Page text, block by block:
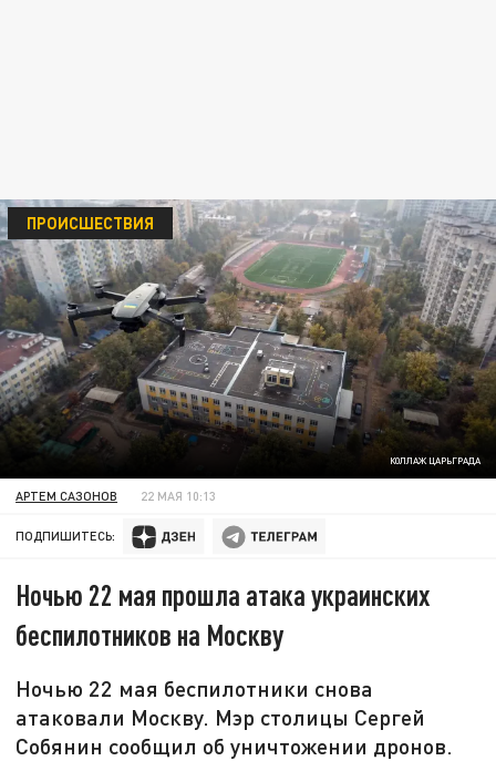
КОЛЛАЖ ЦАРЬГРАДА
ПРОИСШЕСТВИЯ
АРТЕМ САЗОНОВ 22 МАЯ 10:13
ПОДПИШИТЕСЬ:
Ночью 22 мая прошла атака украинских
беспилотников на Москву
Ночью 22 мая беспилотники снова
атаковали Москву. Мэр столицы Сергей
Собянин сообщил об уничтожении дронов.